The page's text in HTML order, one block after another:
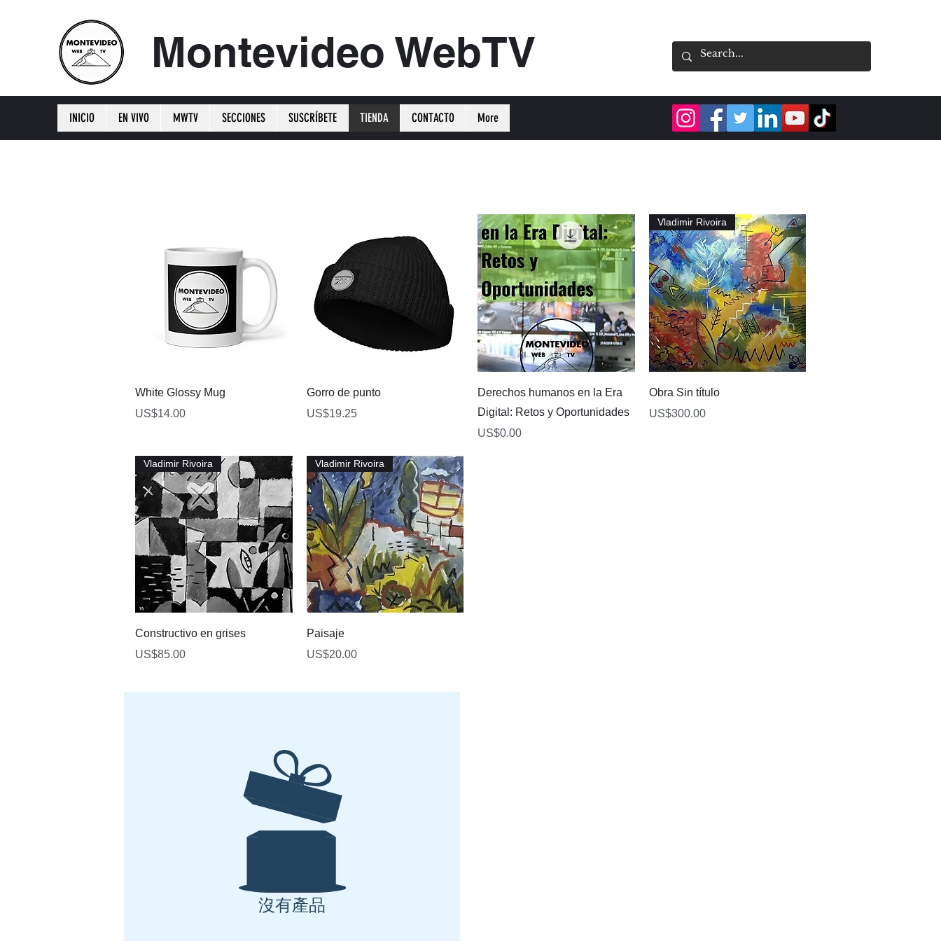
Montevideo WebTV
快速瀏覽
White Glossy Mug
價格
US$14.00
快速瀏覽
Gorro de punto
價格
US$19.25
快速瀏覽
Derechos humanos en la Era
Digital: Retos y Oportunidades
價格
US$0.00
快速瀏覽
Vladimir Rivoira
Obra Sin título
價格
US$300.00
快速瀏覽
Vladimir Rivoira
Constructivo en grises
價格
US$85.00
Vladimir Rivoira
Paisaje
價格
US$20.00
沒有產品
INICIO EN VIVO MWTV SECCIONES SUSCRÍBETE TIENDA CONTACTO More